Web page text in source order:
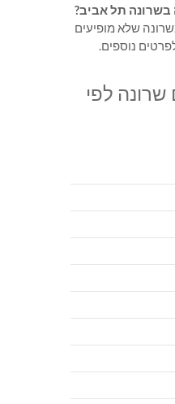
תל אביב?
שלא מופיעים
נוספים.
לפי